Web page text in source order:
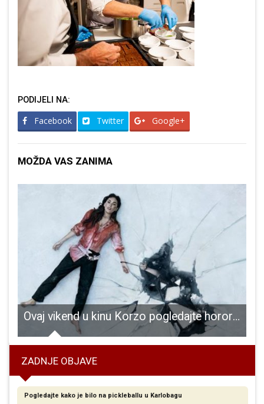
PODIJELI NA:
Facebook Twitter Google+
MOŽDA VAS ZANIMA
Ovaj vikend u kinu Korzo pogledajte horor “Dok nas smrt ne rastavi”
ZADNJE OBJAVE
Pogledajte kako je bilo na pickleballu u Karlobagu